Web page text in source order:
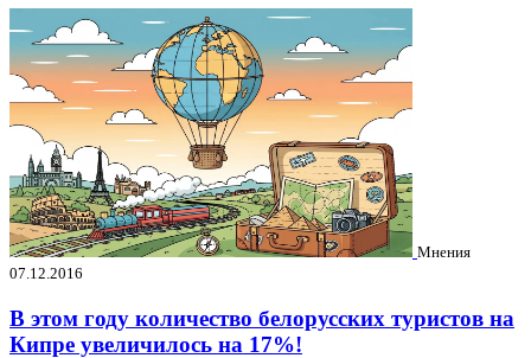
Мнения
07.12.2016
В этом году количество белорусских туристов на
Кипре увеличилось на 17%!